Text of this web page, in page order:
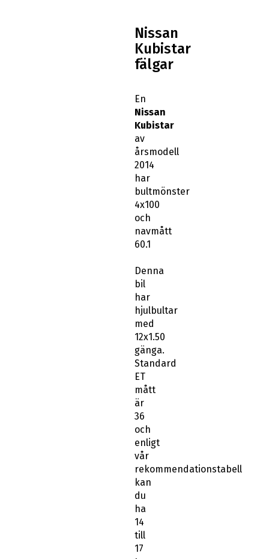
Nissan
Kubistar
fälgar
En
Nissan
Kubistar
av
årsmodell
2014
har
bultmönster
4x100
och
navmått
60.1
Denna
bil
har
hjulbultar
med
12x1.50
gänga.
Standard
ET
mått
är
36
och
enligt
vår
rekommendationstabell
kan
du
ha
14
till
17